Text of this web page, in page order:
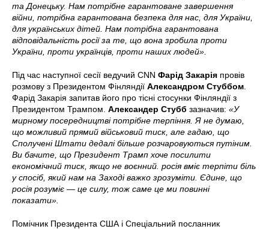
та Донецьку. Нам потрібне гарантоване завершення
війни, потрібна гарантована безпека для нас, для України,
для українських дітей. Нам потрібна гарантована
відповідальність росії за те, що вона зробила проти
України, проти українців, проти наших людей».
Під час наступної сесії ведучий CNN Фарід Закарія провів
розмову з Президентом Фінляндії Александром Стуббом
Фарід Закарія запитав його про тісні стосунки Фінляндії з
Президентом Трампом. Александер Стубб зазначив: «У
мирному посередництві потрібне терпіння. Я не думаю,
що можливий прямий військовий тиск, але гадаю, що
Сполучені Штати дедалі більше розчаровуються путіним.
Ви бачите, що Президент Трамп хоче посилити
економічний тиск, якщо не воєнний. росія вміє терпіти біль
у спосіб, який нам на Заході важко зрозуміти. Єдине, що
росія розуміє — це силу, тож саме це ми повинні
показати».
Помічник Президента США і Спеціальний посланник